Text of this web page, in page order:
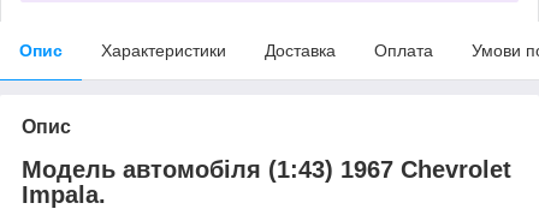
Опис Характеристики Доставка Оплата Умови
Опис
Модель автомобіля (1:43) 1967 Chevrolet
Impala.